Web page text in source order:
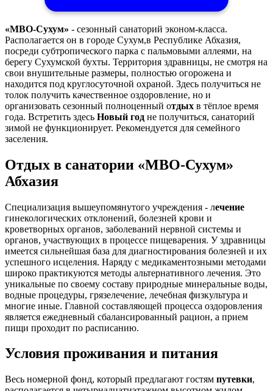
«МВО-Сухум» - сезонный санаторий эконом-класса.
Располагается он в городе Сухум,в Республике Абхазия,
посреди субтропического парка с пальмовыми аллеями, на
берегу Сухумской бухты. Территория здравницы, не смотря на
свои внушительные размеры, полностью огорожена и
находится под круглосуточной охраной. Здесь получиться не
толок получить качественное оздоровление, но и
организовать сезонный полноценный отдых в тёплое время
года. Встретить здесь Новый год не получиться, санаторий
зимой не функционирует. Рекомендуется для семейного
заселения.
Отдых в санатории «МВО-Сухум»
Абхазия
Специализация вышеупомянутого учреждения - лечение
гинекологических отклонений, болезней крови и
кроветворных органов, заболеваний нервной системы и
органов, участвующих в процессе пищеварения. У здравницы
имеется сильнейшая база для диагностирования болезней и их
успешного исцеления. Наряду с медикаментозными методами
широко практикуются методы альтернативного лечения. Это
уникальные по своему составу природные минеральные воды,
водные процедуры, грязелечение, лечебная физкультура и
многие иные. Главной составляющей процесса оздоровления
является ежедневный сбалансированный рацион, а прием
пищи проходит по расписанию.
Условия проживания и питания
Весь номерной фонд, который предлагают гостям путевки,